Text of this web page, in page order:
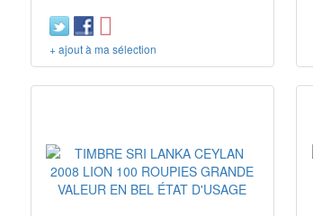
+ ajout à ma sélection